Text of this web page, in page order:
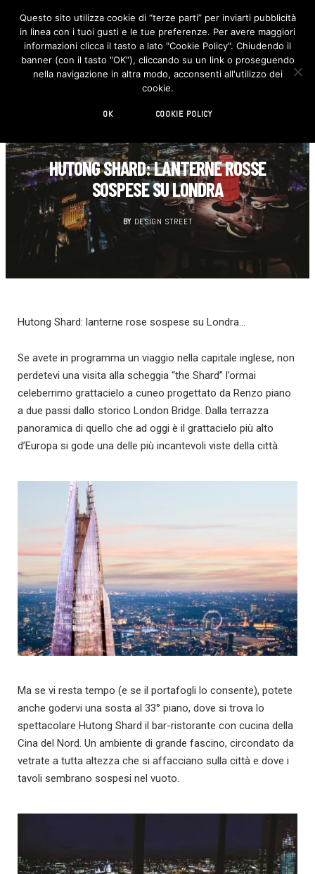
F
c
e
b
o
I
n
s
t
HUTONG SHARD: LANTERNE ROSSE
SOSPESE SU LONDRA
BY DESIGN STREET
Hutong Shard: lanterne rose sospese su Londra…
Se avete in programma un viaggio nella capitale inglese, non
perdetevi una visita alla scheggia “the Shard” l’ormai
celeberrimo grattacielo a cuneo progettato da Renzo piano
a due passi dallo storico London Bridge. Dalla terrazza
panoramica di quello che ad oggi è il grattacielo più alto
d’Europa si gode una delle più incantevoli viste della città.
Ma se vi resta tempo (e se il portafogli lo consente), potete
anche godervi una sosta al 33° piano, dove si trova lo
spettacolare Hutong Shard il bar-ristorante con cucina della
Cina del Nord. Un ambiente di grande fascino, circondato da
vetrate a tutta altezza che si affacciano sulla città e dove i
tavoli sembrano sospesi nel vuoto.
Questo sito utilizza cookie di “terze parti” per inviarti pubblicità
in linea con i tuoi gusti e le tue preferenze. Per avere maggiori
informazioni clicca il tasto a lato "Cookie Policy". Chiudendo il
banner (con il tasto "OK"), cliccando su un link o proseguendo
nella navigazione in altra modo, acconsenti all'utilizzo dei
cookie.
OK COOKIE POLICY